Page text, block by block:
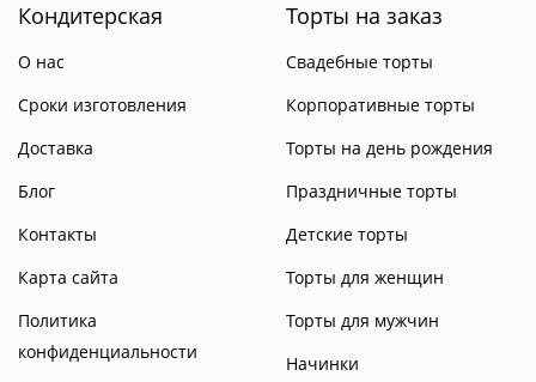
Кондитерская
О нас
Сроки изготовления
Доставка
Блог
Контакты
Карта сайта
Политика
конфиденциальности
Торты на заказ
Свадебные торты
Корпоративные торты
Торты на день рождения
Праздничные торты
Детские торты
Торты для женщин
Торты для мужчин
Начинки